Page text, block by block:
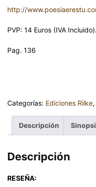
http://
PVP: 14 Euros (IVA Incluido).
Pag. 136
Categorías: Ediciones Rilke,
Descripción
Descripción
RESEÑA: